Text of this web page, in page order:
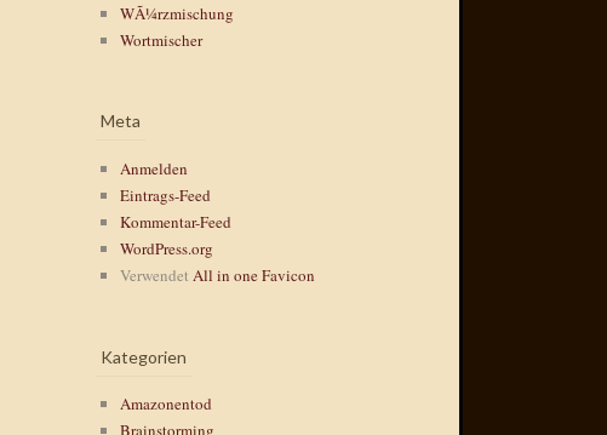
WÃ¼rzmischung
Wortmischer
Meta
Anmelden
Eintrags-Feed
Kommentar-Feed
WordPress.org
Verwendet All in one Favicon
Kategorien
Amazonentod
Brainstorming